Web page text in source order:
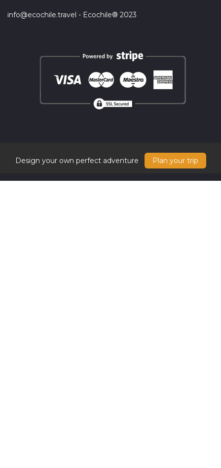
info@ecochile.travel - Ecochile® 2023
Design your own perfect adventure Plan your trip